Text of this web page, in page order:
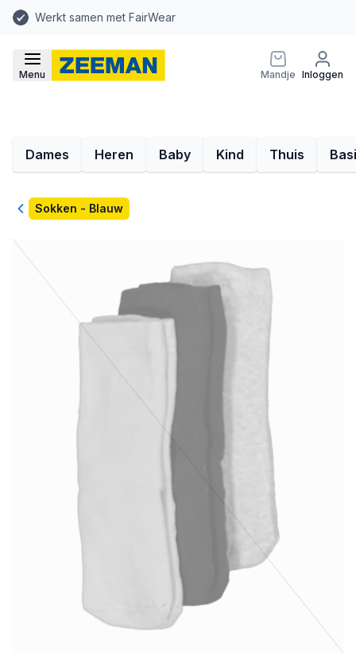
Werkt samen met FairWear
Menu Mandje Inloggen
Dames Heren Baby Kind Thuis
TerugSokken - Blauw